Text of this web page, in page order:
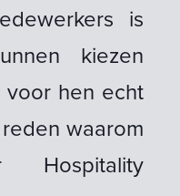
is
kiezen
hen echt
waarom
Hospitality